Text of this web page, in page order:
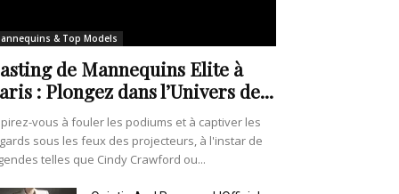
& Top Models
de Mannequins Elite à
: Plongez dans l’Univers de...
vous à fouler les podiums et à captiver les
sous les feux des projecteurs, à l'instar de
telles que Cindy Crawford ou...